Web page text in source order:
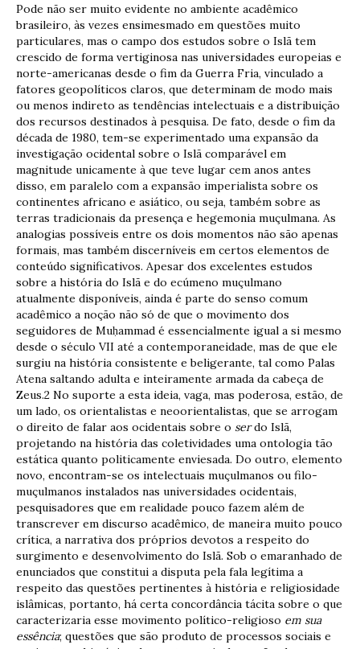
Pode não ser muito evidente no ambiente acadêmico
brasileiro, às vezes ensimesmado em questões muito
particulares, mas o campo dos estudos sobre o Islã tem
crescido de forma vertiginosa nas universidades europeias e
norte-americanas desde o fim da Guerra Fria, vinculado a
fatores geopolíticos claros, que determinam de modo mais
ou menos indireto as tendências intelectuais e a distribuição
dos recursos destinados à pesquisa. De fato, desde o fim da
década de 1980, tem-se experimentado uma expansão da
investigação ocidental sobre o Islã comparável em
magnitude unicamente à que teve lugar cem anos antes
disso, em paralelo com a expansão imperialista sobre os
continentes africano e asiático, ou seja, também sobre as
terras tradicionais da presença e hegemonia muçulmana. As
analogias possíveis entre os dois momentos não são apenas
formais, mas também discerníveis em certos elementos de
conteúdo significativos. Apesar dos excelentes estudos
sobre a história do Islã e do ecúmeno muçulmano
atualmente disponíveis, ainda é parte do senso comum
acadêmico a noção não só de que o movimento dos
seguidores de Muḥammad é essencialmente igual a si mesmo
desde o século VII até a contemporaneidade, mas de que ele
surgiu na história consistente e beligerante, tal como Palas
Atena saltando adulta e inteiramente armada da cabeça de
Zeus.2 No suporte a esta ideia, vaga, mas poderosa, estão, de
um lado, os orientalistas e neoorientalistas, que se arrogam
o direito de falar aos ocidentais sobre o serdo Islã,
projetando na história das coletividades uma ontologia tão
estática quanto politicamente enviesada. Do outro, elemento
novo, encontram-se os intelectuais muçulmanos ou filo-
muçulmanos instalados nas universidades ocidentais,
pesquisadores que em realidade pouco fazem além de
transcrever em discurso acadêmico, de maneira muito pouco
crítica, a narrativa dos próprios devotos a respeito do
surgimento e desenvolvimento do Islã. Sob o emaranhado de
enunciados que constitui a disputa pela fala legítima a
respeito das questões pertinentes à história e religiosidade
islâmicas, portanto, há certa concordância tácita sobre o que
caracterizaria esse movimento político-religioso em sua
essência; questões que são produto de processos sociais e